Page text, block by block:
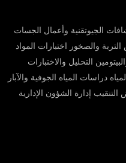
الجيوتقنية وأعمال الجسات
والصخور اختبارات المواد
التحليل والاختبارات
دراسات المياه الجوفية والآبار
التنقيب إدارة الشؤون الإدارية